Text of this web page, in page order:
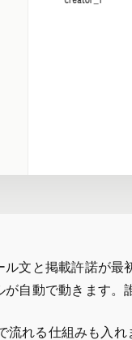
文と掲載許諾が
自動で動きます。
流れる仕組みも入